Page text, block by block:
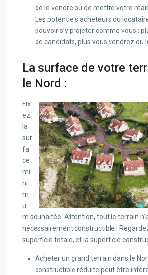
de le vendre ou de mettre votre
Les potentiels acheteurs ou
pouvoir s’y projeter comme vous :
de candidats, plus vous vendrez ou
La surface de votre
le Nord :
Fix
ez
la
sur
fa
ce
mi
ni
m
u
m souhaitée. Attention, tout le terrain
nécessairement constructible !
superficie totale, et la superficie
Acheter un grand terrain dans le
constructible réduite peut être